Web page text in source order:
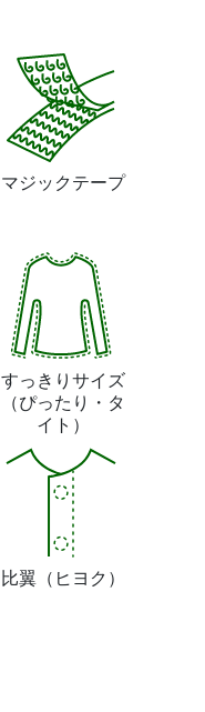
マジックテープ
すっきりサイズ
（ぴったり・タ
イト）
比翼 （ヒヨク）